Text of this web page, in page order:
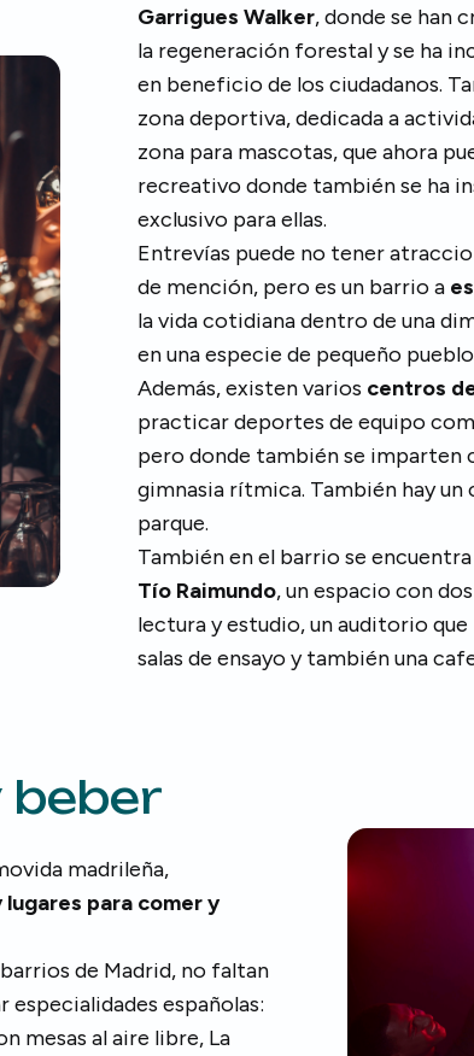
Garrigues Walker, donde se han
la regeneración forestal y se ha
en beneficio de los ciudadanos.
zona deportiva, dedicada a
zona para mascotas, que ahora
recreativo donde también se ha
exclusivo para ellas.
Entrevías puede no tener
de mención, pero es un barrio a
la vida cotidiana dentro de una
en una especie de pequeño
Además, existen varios centros
practicar deportes de equipo
pero donde también se
gimnasia rítmica. También hay
parque.
También en el barrio se
Tío Raimundo, un espacio con
lectura y estudio, un auditorio
salas de ensayo y también una
beber
madrileña,
para comer y
de Madrid, no faltan
especialidades españolas:
mesas al aire libre, La